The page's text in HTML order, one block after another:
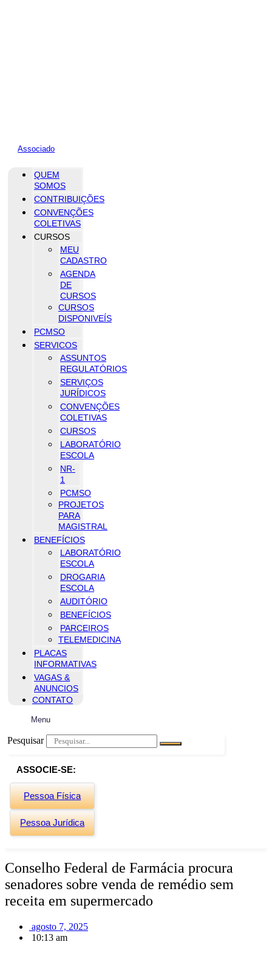
Associado
QUEM
SOMOS
CONTRIBUIÇÕES
CONVENÇÕES
COLETIVAS
CURSOS
MEU
CADASTRO
AGENDA
DE
CURSOS
CURSOS
DISPONIVEÍS
PCMSO
SERVICOS
ASSUNTOS
REGULATÓRIOS
SERVIÇOS
JURÍDICOS
CONVENÇÕES
COLETIVAS
CURSOS
LABORATÓRIO
ESCOLA
NR-
1
PCMSO
PROJETOS
PARA
MAGISTRAL
BENEFÍCIOS
LABORATÓRIO
ESCOLA
DROGARIA
ESCOLA
AUDITÓRIO
BENEFÍCIOS
PARCEIROS
TELEMEDICINA
PLACAS
INFORMATIVAS
VAGAS &
ANUNCIOS
CONTATO
Menu
Pesquisar
ASSOCIE-SE:
Pessoa Física
Pessoa Jurídica
Conselho Federal de Farmácia procura
senadores sobre venda de remédio sem
receita em supermercado
agosto 7, 2025
10:13 am